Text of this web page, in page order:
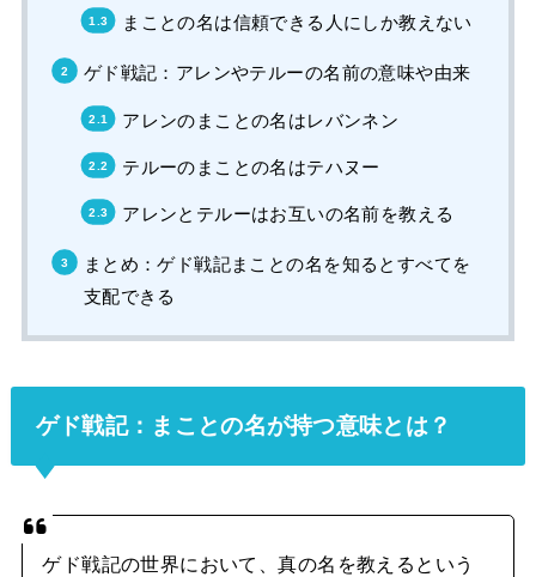
まことの名は信頼できる人にしか教えない
ゲド戦記：アレンやテルーの名前の意味や由来
アレンのまことの名はレバンネン
テルーのまことの名はテハヌー
アレンとテルーはお互いの名前を教える
まとめ：ゲド戦記まことの名を知るとすべてを
支配できる
ゲド戦記：まことの名が持つ意味とは？
ゲド戦記の世界において、真の名を教えるという